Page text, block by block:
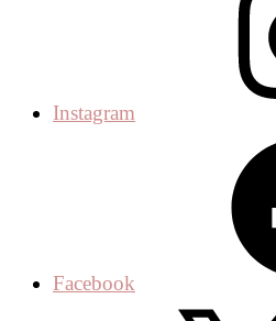
Instagram
Facebook